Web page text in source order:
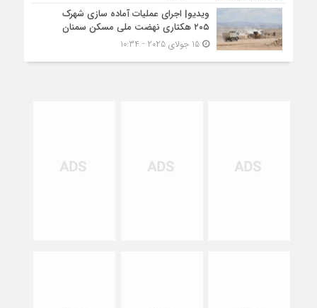
ویدیو| اجرای عملیات آماده سازی شهرک
۲۰۵ هکتاری نهضت ملی مسکن سمنان
15 جولای 2025 - 10:34